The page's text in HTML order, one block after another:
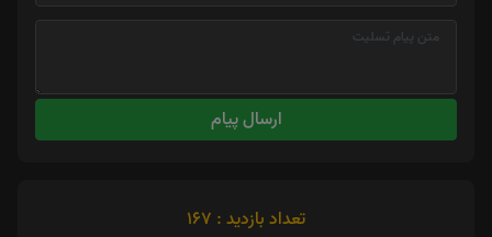
ارسال پیام
تعداد بازدید : 167